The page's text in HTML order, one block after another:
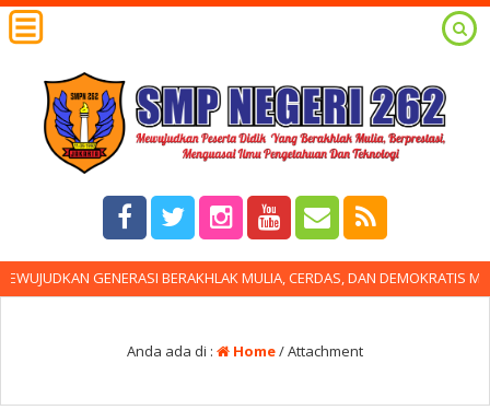
GENERASI BERAKHLAK MULIA, CERDAS, DAN DEMOKRATIS
Anda ada di : Home/ Attachment